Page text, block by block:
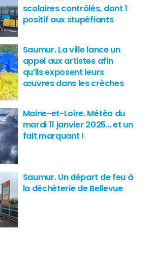
scolaires contrôlés, dont 1
positif aux stupéfiants
Saumur. La ville lance un
appel aux artistes afin
qu’ils exposent leurs
œuvres dans les crèches
Maine-et-Loire. Météo du
mardi 11 janvier 2025… et un
fait marquant !
Saumur. Un départ de feu à
la déchèterie de Bellevue